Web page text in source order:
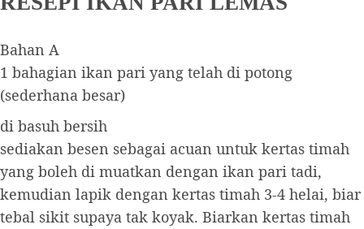
Bahan A
1 bahagian ikan pari yang telah di potong
(sederhana besar)
di basuh bersih
sediakan besen sebagai acuan untuk kertas timah
yang boleh di muatkan dengan ikan pari tadi,
kemudian lapik dengan kertas timah 3-4 helai, biar
tebal sikit supaya tak koyak. Biarkan kertas timah